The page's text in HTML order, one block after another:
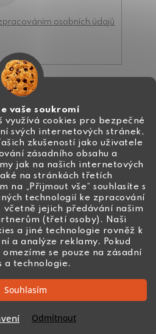
vaše soukromí
využívá cookies pro bezpečné
svých internetových stránek,
zkušeností jako uživatele
zásadního obsahu a
jak na našich internetových
na stránkách třetích
na „Přijmout vše“ souhlasíte s
technologií ke zpracování
včetně jejich předávání našim
(třetí osoby). Naši
a jiné technologie rovněž k
a analýze reklamy. Pokud
se pouze na zásadní
a technologie.
Souhlasím
Odmítnout
osobních údajů